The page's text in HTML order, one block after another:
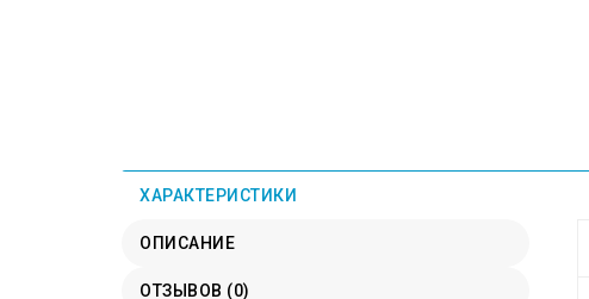
ХАРАКТЕРИСТИКИ
ОПИСАНИЕ
ОТЗЫВОВ (0)